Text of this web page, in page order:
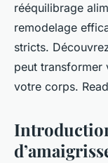
rééquilibrage
remodelage
stricts.
peut transformer
votre corps.